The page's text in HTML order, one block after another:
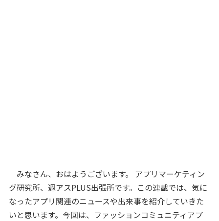
みなさん、おはようございます。 アプリマーケティン
グ研究所、週アスPLUS出張所です。この連載では、気に
なったアプリ関連のニュースや出来事を紹介していきた
いと思います。今回は、ファッションコミュニティアプ